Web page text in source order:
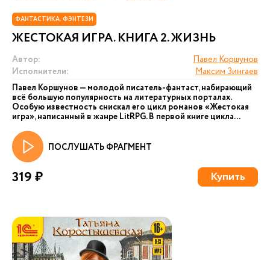
ФАНТАСТИКА. ФЭНТЕЗИ
ЖЕСТОКАЯ ИГРА. КНИГА 2. ЖИЗНЬ
Автор:
Павел Коршунов
Исполнители:
Максим Зингаев
Павел Коршунов — молодой писатель-фантаст, набирающий
всё большую популярность на литературных порталах.
Особую известность снискал его цикл романов «Жестокая
игра», написанный в жанре LitRPG. В первой книге цикла...
ПОСЛУШАТЬ ФРАГМЕНТ
319 ₽ Купить